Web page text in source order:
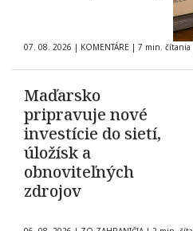
07. 08. 2026 | KOMENTÁRE | 7 min. čítania
Maďarsko
pripravuje nové
investície do sietí,
úložísk a
obnoviteľných
zdrojov